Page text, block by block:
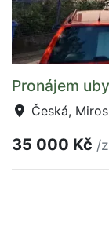
Pronájem
Česká,
35 000 Kč /